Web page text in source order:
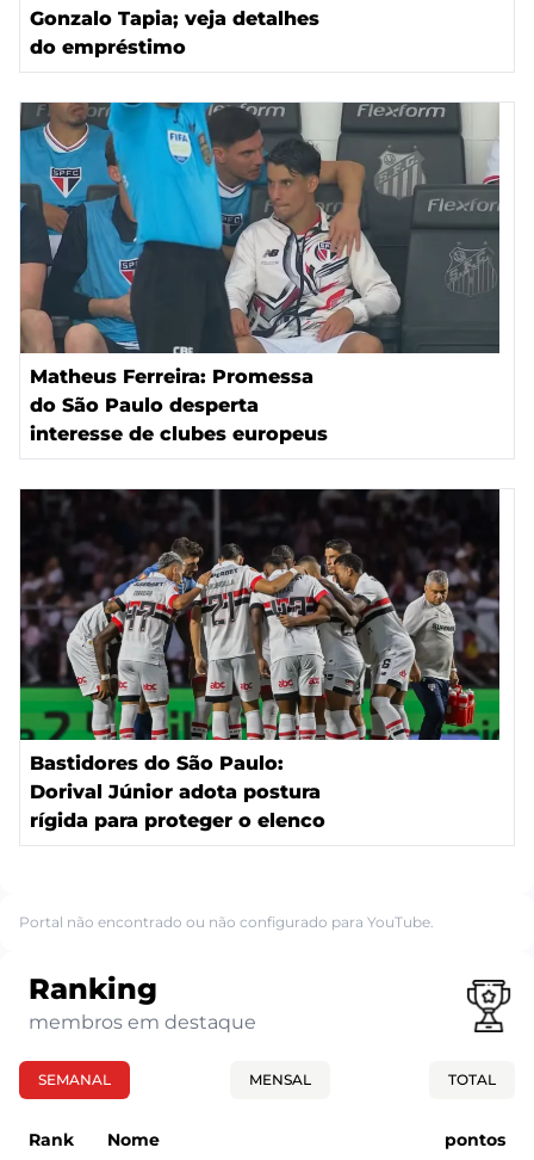
Gonzalo Tapia; veja detalhes
do empréstimo
Matheus Ferreira: Promessa
do São Paulo desperta
interesse de clubes europeus
Bastidores do São Paulo:
Dorival Júnior adota postura
rígida para proteger o elenco
Portal não encontrado ou não configurado para YouTube.
Ranking
membros em destaque
SEMANAL MENSAL TOTAL
Rank Nome pontos